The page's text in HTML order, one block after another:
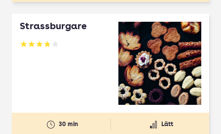
Strassburgare
Betyg: 3.78 av 5
30 min Lätt